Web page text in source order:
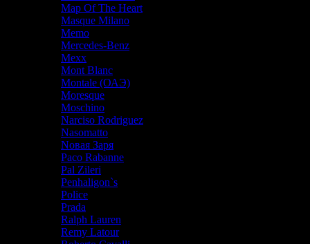
Map Of The Heart
Masque Milano
Memo
Mercedes-Benz
Mexx
Mont Blanc
Montale (ОАЭ)
Moresque
Moschino
Narciso Rodriguez
Nasomatto
Nовая Заря
Paco Rabanne
Pal Zileri
Penhaligon`s
Police
Prada
Ralph Lauren
Remy Latour